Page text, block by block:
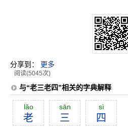
分享到： 更多
阅读(5045次)
与“老三老四”相关的字典解释
lăo
老
sān
三
sì
四